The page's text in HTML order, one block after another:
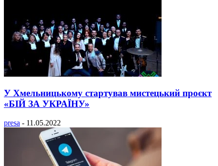
У Хмельницькому стартував мистецький проєкт
«БІЙ ЗА УКРАЇНУ»
presa - 11.05.2022